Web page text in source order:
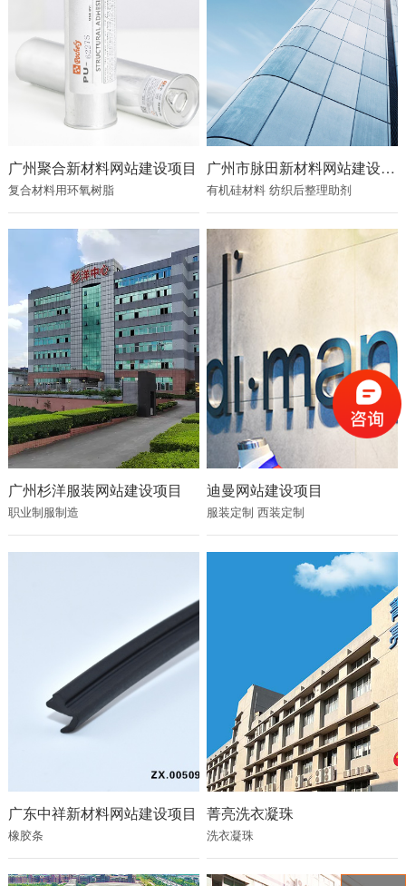
广州聚合新材料网站建设项目
复合材料用环氧树脂
广州市脉田新材料网站建设项目
有机硅材料 纺织后整理助剂
广州杉洋服装网站建设项目
职业制服制造
迪曼网站建设项目
服装定制 西装定制
广东中祥新材料网站建设项目
橡胶条
菁亮洗衣凝珠
洗衣凝珠